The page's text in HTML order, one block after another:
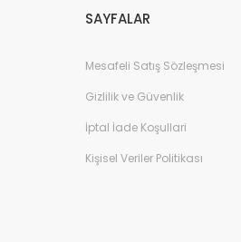
SAYFALAR
Mesafeli Satış Sözleşmesi
Gizlilik ve Güvenlik
İptal İade Koşullari
Kişisel Veriler Politikası